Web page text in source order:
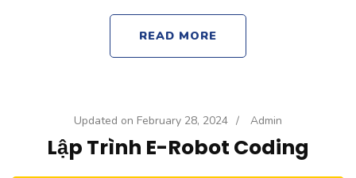
READ MORE
Updated on February 28, 2024 / Admin
Lập Trình E-Robot Coding